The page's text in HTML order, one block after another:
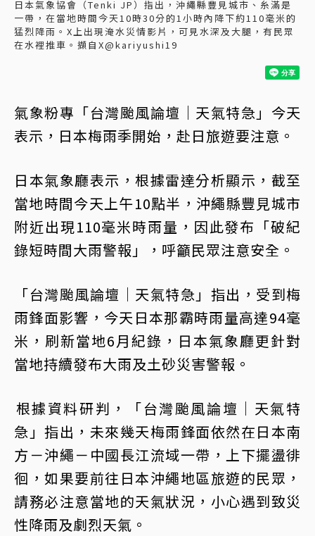
日本氣象協會（Tenki JP）指出，沖繩縣豐見城市、糸滿是
一帶，在當地時間今天10時30分的1小時內降下約110毫米的
猛烈降雨。X上出現淹水災情影片，可見水深及大腿，有民眾
在水裡推車。擷自X@kariyushi19
氣象粉專「台灣颱風論壇｜天氣特急」今天
表示，日本梅雨季開始，赴日旅遊要注意。
日本氣象廳表示，根據雷達分析顯示，截至
當地時間今天上午10點半，沖繩縣豐見城市
附近出現110毫米時雨量，因此發布「破紀
錄短時間大雨警報」，呼籲民眾注意安全。
「台灣颱風論壇｜天氣特急」指出，受到梅
雨鋒面影響，今天日本那霸時雨量高達94毫
米，刷新當地6月紀錄，日本氣象廳更針對
當地持續發布大雨及土砂災害警報。
󠀠根據資料研判，「台灣颱風論壇｜天氣特
急」指出，未來幾天梅雨鋒面依然在日本南
方－沖繩－中國長江流域一帶，上下擺盪徘
徊，如果要前往日本沖繩地區旅遊的民眾，
請務必注意當地的天氣狀況，小心遇到致災
性降雨及劇烈天氣。